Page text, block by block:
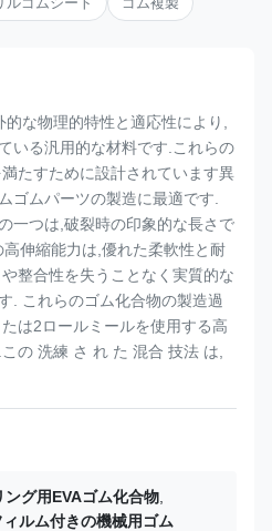
な物理的特性と適応性により,
いる汎用的な材料です.これらの
たすために設計されています異
ゴムパーツの製造に最適です.
一つは,破裂時の印象的な長さで
伸縮能力は,優れた柔軟性と耐
整合性を失うことなく実質的な
. これらのゴム化合物の製造過
は2ロールミールを使用する高
の 洗練 さ れ た 混合 技法 は,
ング用EVAゴム化合物
ィルム付きの機械用ゴム